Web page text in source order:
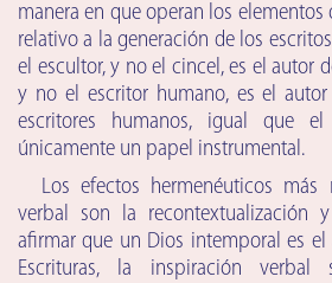
manera en que operan los
relativo a la generación de los
el escultor, y no el cincel, es el autor
y no el escritor humano, es el autor
escritores humanos, igual que el
únicamente un papel instrumental.
Los efectos hermenéuticos
verbal son la recontextualización
afirmar que un Dios intemporal es
Escrituras, la inspiración